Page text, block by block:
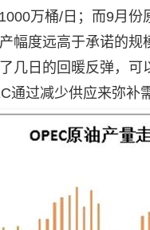
万桶/日；而9月
幅度远高于承诺的
几日的回暖反弹，
过减少供应来弥补